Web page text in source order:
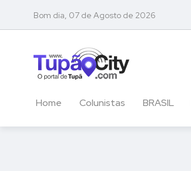
Bom dia, 07 de Agosto de 2026
Home Colunistas BRASIL